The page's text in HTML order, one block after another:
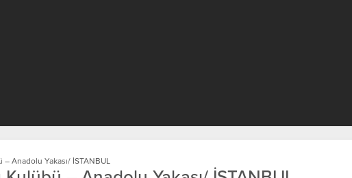
Anadolu Yakası/ İSTANBUL